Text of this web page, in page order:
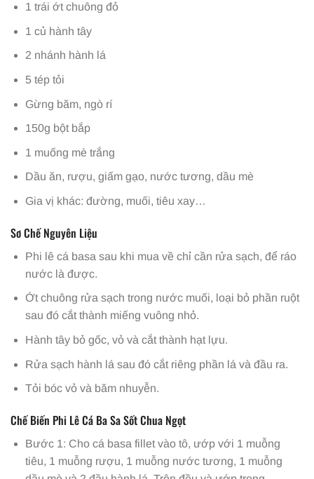
1 trái ớt chuông đỏ
1 củ hành tây
2 nhánh hành lá
5 tép tỏi
Gừng băm, ngò rí
150g bột bắp
1 muống mè trắng
Dầu ăn, rượu, giấm gạo, nước tương, dầu mè
Gia vị khác: đường, muối, tiêu xay…
Sơ Chế Nguyên Liệu
Phi lê cá basa sau khi mua về chỉ cần rửa sạch, để ráo
nước là được.
Ớt chuông rửa sạch trong nước muối, loại bỏ phần ruột
sau đó cắt thành miếng vuông nhỏ.
Hành tây bỏ gốc, vỏ và cắt thành hạt lựu.
Rửa sạch hành lá sau đó cắt riêng phần lá và đầu ra.
Tỏi bóc vỏ và băm nhuyễn.
Chế Biến Phi Lê Cá Ba Sa Sốt Chua Ngọt
Bước 1: Cho cá basa fillet vào tô, ướp với 1 muỗng
tiêu, 1 muỗng rượu, 1 muỗng nước tương, 1 muỗng